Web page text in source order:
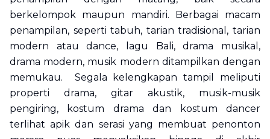
berkelompok maupun mandiri. Berbagai macam
penampilan, seperti tabuh, tarian tradisional, tarian
modern atau dance, lagu Bali, drama musikal,
drama modern, musik modern ditampilkan dengan
memukau. Segala kelengkapan tampil meliputi
properti drama, gitar akustik, musik-musik
pengiring, kostum drama dan kostum dancer
terlihat apik dan serasi yang membuat penonton